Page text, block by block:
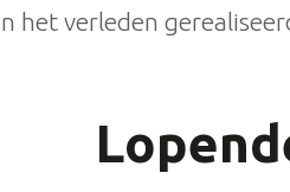
het verleden